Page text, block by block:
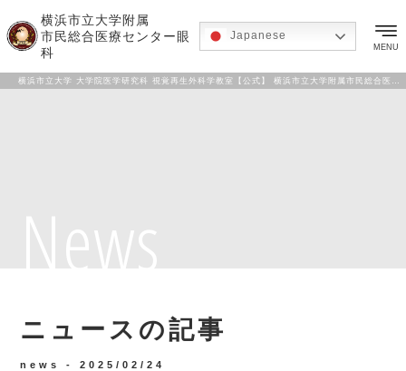
横浜市立大学 大学院医学研究科 視覚再生外科学教室【公式】 横浜市立大学附属市民総合医療センター 眼科
横浜市立大学附属
市民総合医療センター眼
科
Japanese
MENU
ニュースの記事
news -2025/02/24